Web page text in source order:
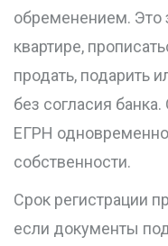
обременением. Это
квартире,
продать, подарить
без согласия
ЕГРН одновременно
собственности.
Срок регистрации
если документы